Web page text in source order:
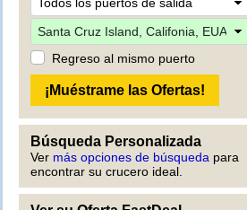
Regreso al mismo puerto
Búsqueda Personalizada
Ver más opciones de búsqueda para
encontrar su crucero ideal.